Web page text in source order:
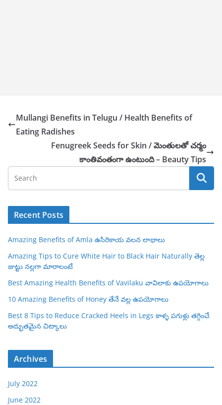
Mullangi Benefits in Telugu / Health Benefits of
Eating Radishes
Fenugreek Seeds for Skin / మెంతులతో చర్మం
కాంతివంతంగా ఉంటుంది – Beauty Tips
Recent Posts
Amazing Benefits of Amla ఉసిరికాయ వలన లాభాలు
Amazing Tips to Cure White Hair to Black Hair Naturally తెల్ల
జుట్టు నల్లగా మారాలంటే
Best Amazing Health Benefits of Vavilaku వావిలాకు ఉపయోగాలు
10 Amazing Benefits of Honey తేనే వల్ల ఉపయోగాలు
Best 8 Tips to Reduce Cracked Heels in Legs కాళ్ళ పగుళ్లు తగ్గించే
అద్భుతమైన చిట్కాలు
Archives
July 2022
June 2022